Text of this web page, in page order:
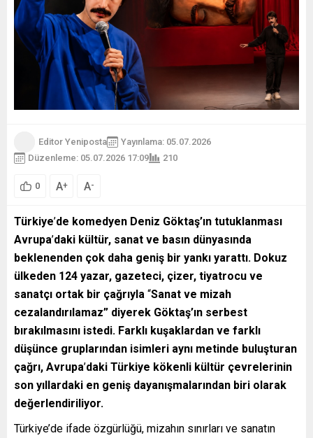
Editor Yeniposta
Yayınlama: 05.07.2026
Düzenleme: 05.07.2026 17:09
210
0 A+ A-
Türkiye’de komedyen Deniz Göktaş’ın tutuklanması
Avrupa’daki kültür, sanat ve basın dünyasında
beklenenden çok daha geniş bir yankı yarattı. Dokuz
ülkeden 124 yazar, gazeteci, çizer, tiyatrocu ve
sanatçı ortak bir çağrıyla “Sanat ve mizah
cezalandırılamaz” diyerek Göktaş’ın serbest
bırakılmasını istedi. Farklı kuşaklardan ve farklı
düşünce gruplarından isimleri aynı metinde buluşturan
çağrı, Avrupa’daki Türkiye kökenli kültür çevrelerinin
son yıllardaki en geniş dayanışmalarından biri olarak
değerlendiriliyor.
Türkiye’de ifade özgürlüğü, mizahın sınırları ve sanatın